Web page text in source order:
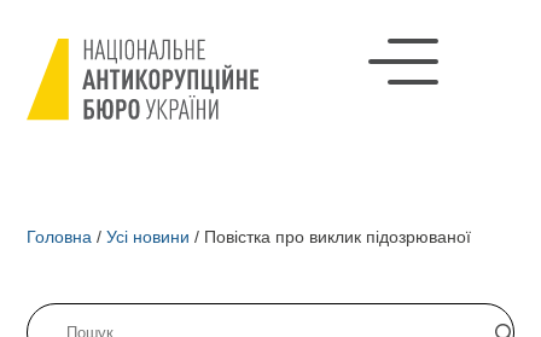
Головна / Усі новини / Повістка про виклик підозрюваної